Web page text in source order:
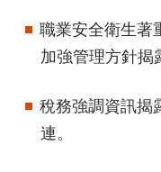
職業安全衛生著
加強管理方針揭
稅務強調資訊揭
連。